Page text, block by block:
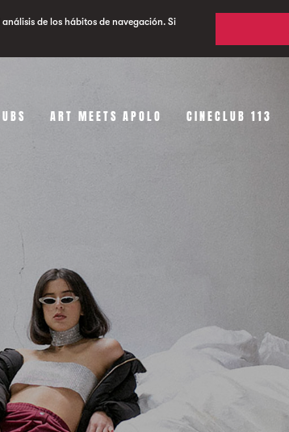
de los hábitos de navegación. Si
ART MEETS APOLO CINECLUB 113